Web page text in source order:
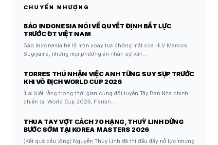
CHUYỂN NHƯỢNG
BÁO INDONESIA NÓI VỀ QUYẾT ĐỊNH BẤT LỰC
TRƯỚC ĐT VIỆT NAM
Báo Indonesia hé lộ màn xoay tua chóng mặt của HLV Marcos
Sugiyama, nhưng mọi phương án nhân sự vẫn…
TORRES THÚ NHẬN VIỆC ANH TỪNG SUY SỤP TRƯỚC
KHI VÔ ĐỊCH WORLD CUP 2026
Ít ai biết rằng trong thời gian cùng đội tuyển Tây Ban Nha chinh
chiến tại World Cup 2026, Ferran…
THUA TAY VỢT CÁCH 70 HẠNG, THUỲ LINH DỪNG
BƯỚC SỚM TẠI KOREA MASTERS 2026
(Kết quả cầu lông) Nguyễn Thùy Linh đã thi đấu đầy nỗ lực nhưng